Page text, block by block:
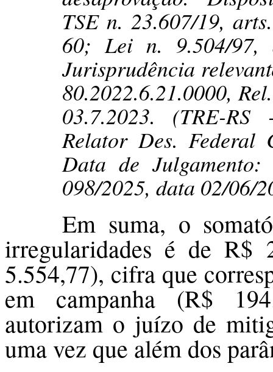
TSE n. 23.607/19,
60; Lei n. 9.504/97,
Jurisprudência
80.2022.6.21.0000,
03.7.2023. (TRE-RS
Relator Des. Federal
Data de
098/2025, data 02/06/
Em suma, o
irregularidades é de R$
5.554,77), cifra que
em campanha (R$
autorizam o juízo de
uma vez que além dos